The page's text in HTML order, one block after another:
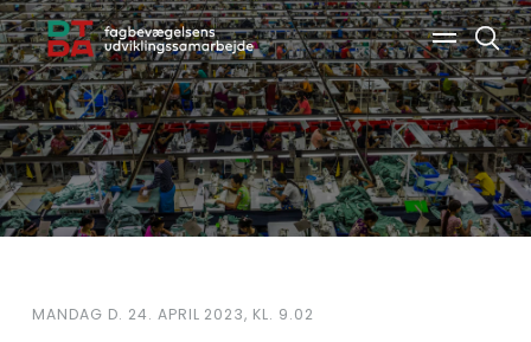
Søg
MANDAG D. 24. APRIL 2023, KL. 9.02